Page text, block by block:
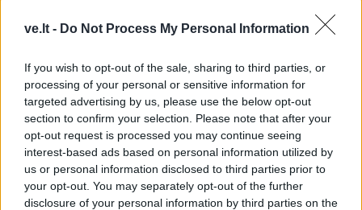
ve.lt - Do Not Process My Personal Information
If you wish to opt-out of the sale, sharing to third parties, or
processing of your personal or sensitive information for
targeted advertising by us, please use the below opt-out
section to confirm your selection. Please note that after your
opt-out request is processed you may continue seeing
interest-based ads based on personal information utilized by
us or personal information disclosed to third parties prior to
your opt-out. You may separately opt-out of the further
disclosure of your personal information by third parties on the
grįžusi Karina Kučinskienė
norą
puošęs Anatolijus
užtenka
Šiuo metu skaitomiausi
Geltonuoja agurkų lapai: kalta ne
liga, o viena dažna klaida